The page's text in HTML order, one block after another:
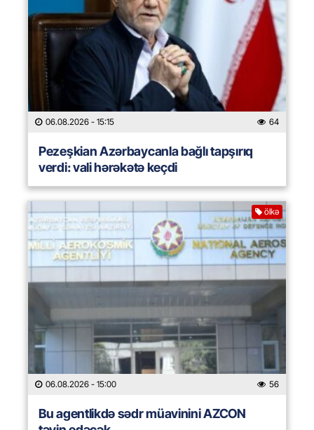
06.08.2026 - 15:15 64
Pezeşkian Azərbaycanla bağlı tapşırıq
verdi: vali hərəkətə keçdi
ölkə
06.08.2026 - 15:00 56
Bu agentlikdə sədr müavinini AZCON